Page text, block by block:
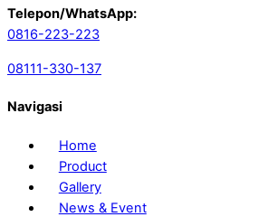
Telepon/WhatsApp:
0816-223-223
08111-330-137
Navigasi
Home
Product
Gallery
News & Event